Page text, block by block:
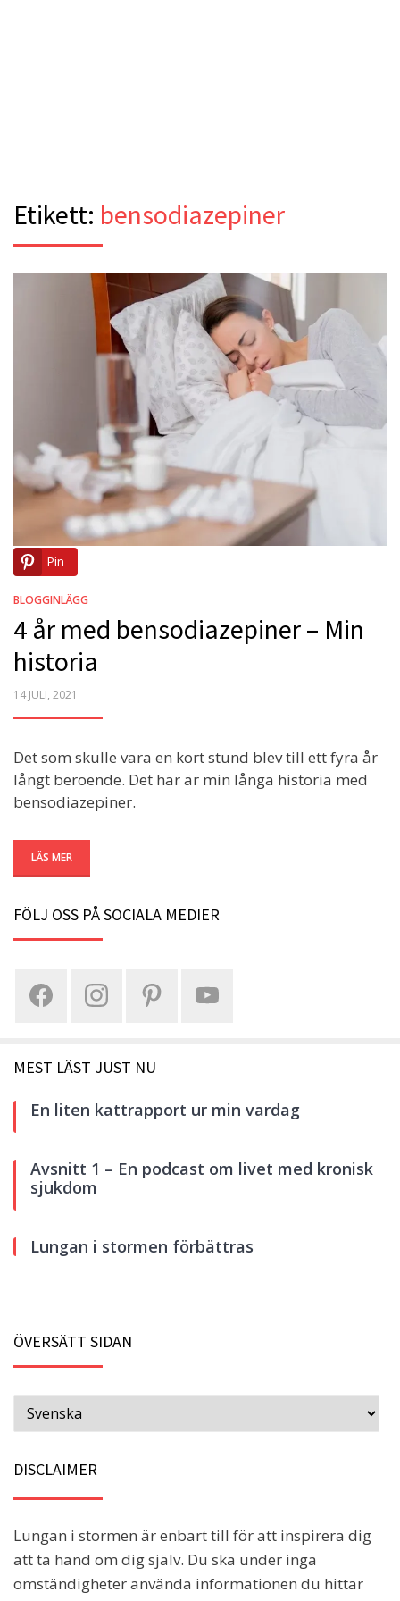
Etikett: bensodiazepiner
Pin
BLOGGINLÄGG
4 år med bensodiazepiner – Min
historia
POSTED
14 JULI, 2021
Det som skulle vara en kort stund blev till ett fyra år
långt beroende. Det här är min långa historia med
bensodiazepiner.
LÄS MER
FÖLJ OSS PÅ SOCIALA MEDIER
MEST LÄST JUST NU
En liten kattrapport ur min vardag
Avsnitt 1 – En podcast om livet med kronisk
sjukdom
Lungan i stormen förbättras
ÖVERSÄTT SIDAN
DISCLAIMER
Lungan i stormen är enbart till för att inspirera dig
att ta hand om dig själv. Du ska under inga
omständigheter använda informationen du hittar